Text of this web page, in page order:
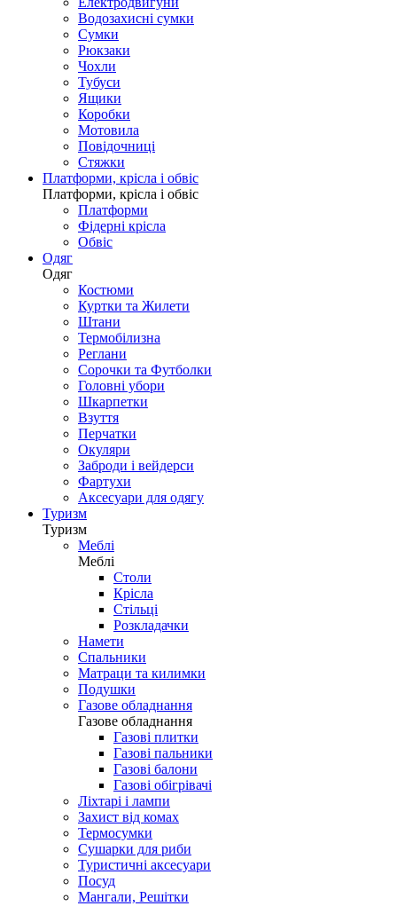
Водозахисні сумки
Сумки
Рюкзаки
Чохли
Тубуси
Ящики
Коробки
Мотовила
Повідочниці
Стяжки
Платформи, крісла і обвіс
Платформи, крісла і обвіс
Платформи
Фідерні крісла
Обвіс
Одяг
Одяг
Костюми
Куртки та Жилети
Штани
Термобілизна
Реглани
Сорочки та Футболки
Головні убори
Шкарпетки
Взуття
Перчатки
Окуляри
Заброди і вейдерси
Фартухи
Аксесуари для одягу
Туризм
Туризм
Меблі
Меблі
Столи
Крісла
Стільці
Розкладачки
Намети
Спальники
Матраци та килимки
Подушки
Газове обладнання
Газове обладнання
Газові плитки
Газові пальники
Газові балони
Газові обігрівачі
Ліхтарі і лампи
Захист від комах
Термосумки
Сушарки для риби
Туристичні аксесуари
Посуд
Мангали, Решітки